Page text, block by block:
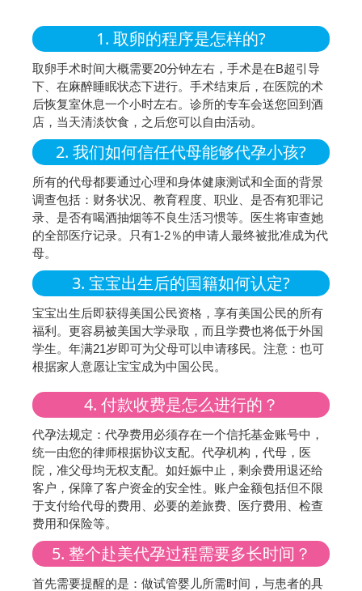
1. 取卵的程序是怎样的?
取卵手术时间大概需要20分钟左右，手术是在B超引导
下、在麻醉睡眠状态下进行。手术结束后，在医院的术
后恢复室休息一个小时左右。诊所的专车会送您回到酒
店，当天清淡饮食，之后您可以自由活动。
2. 我们如何信任代母能够代孕小孩?
所有的代母都要通过心理和身体健康测试和全面的背景
调查包括：财务状况、教育程度、职业、是否有犯罪记
录、是否有喝酒抽烟等不良生活习惯等。医生将审查她
的全部医疗记录。只有1-2％的申请人最终被批准成为代
母。
3. 宝宝出生后的国籍如何认定?
宝宝出生后即获得美国公民资格，享有美国公民的所有
福利。更容易被美国大学录取，而且学费也将低于外国
学生。年满21岁即可为父母可以申请移民。注意：也可
根据家人意愿让宝宝成为中国公民。
4. 付款收费是怎么进行的？
代孕法规定：代孕费用必须存在一个信托基金账号中，
统一由您的律师根据协议支配。代孕机构，代母，医
院，准父母均无权支配。如妊娠中止，剩余费用退还给
客户，保障了客户资金的安全性。账户金额包括但不限
于支付给代母的费用、必要的差旅费、医疗费用、检查
费用和保险等。
5. 整个赴美代孕过程需要多长时间？
首先需要提醒的是：做试管婴儿所需时间，与患者的具